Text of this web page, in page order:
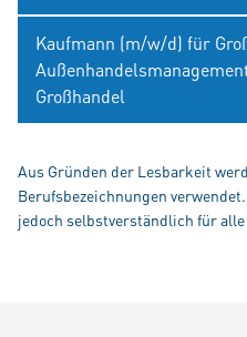
Kaufmann (m/w/d) für
Großhandel
Aus Gründen der Lesbarkeit
Berufsbezeichnungen
jedoch selbstverständlich für